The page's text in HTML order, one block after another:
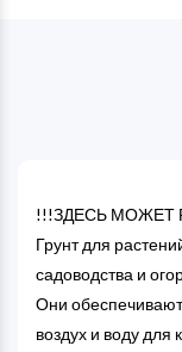
!!!ЗДЕСЬ МОЖЕТ
Грунт для
садоводства и
Они
воздух и воду для